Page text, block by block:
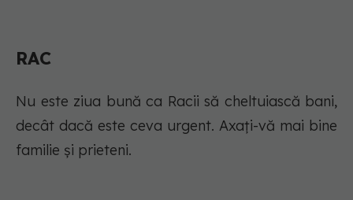
RAC
Nu este ziua bună ca Racii să cheltuiască bani,
decât dacă este ceva urgent. Axați-vă mai bine
familie și prieteni.